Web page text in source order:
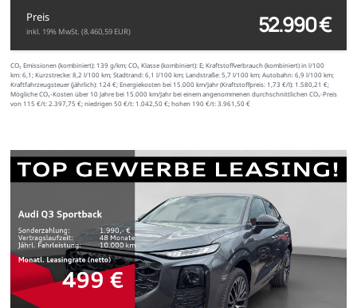
Preis
inkl. 19% MwSt. (8.460,59 EUR) 52.990 €
CO₂ Emissionen (kombiniert): 139 g/km; CO₂ Klasse (kombiniert): E; Kraftstoffverbrauch (kombiniert) in l/100
km: 6,1; Kurzstrecke: 8,2 l/100 km; Stadtrand: 6,1 l/100 km; Landstraße: 5,7 l/100 km; Autobahn: 6,9 l/100 km;
Kraftfahrzeugsteuer (jährlich): 124 €; Energiekosten bei 15.000 km/Jahr (Kraftstoffpreis: 1,73 €/l): 1.580,21 €;
Mögliche CO₂-Kosten über 10 Jahre bei 15.000 km/Jahr bei einem angenommenen durchschnittlichen CO₂-Preis
von 115 €/t: 2.397,75 €; niedrigen 50 €/t: 1.042,50 €; hohen 190 €/t: 3.961,50 €